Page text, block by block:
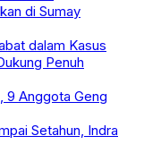
di Sumay
dalam Kasus
Penuh
9 Anggota Geng
Setahun, Indra